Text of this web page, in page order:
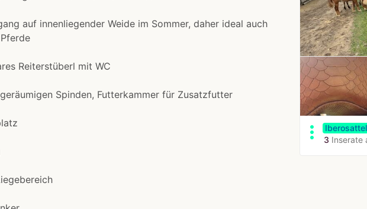
more_vert
3 Inserate
auf innenliegender Weide im Sommer, daher ideal auch
Reiterstüberl mit WC
Spinden, Futterkammer für Zusatzfutter